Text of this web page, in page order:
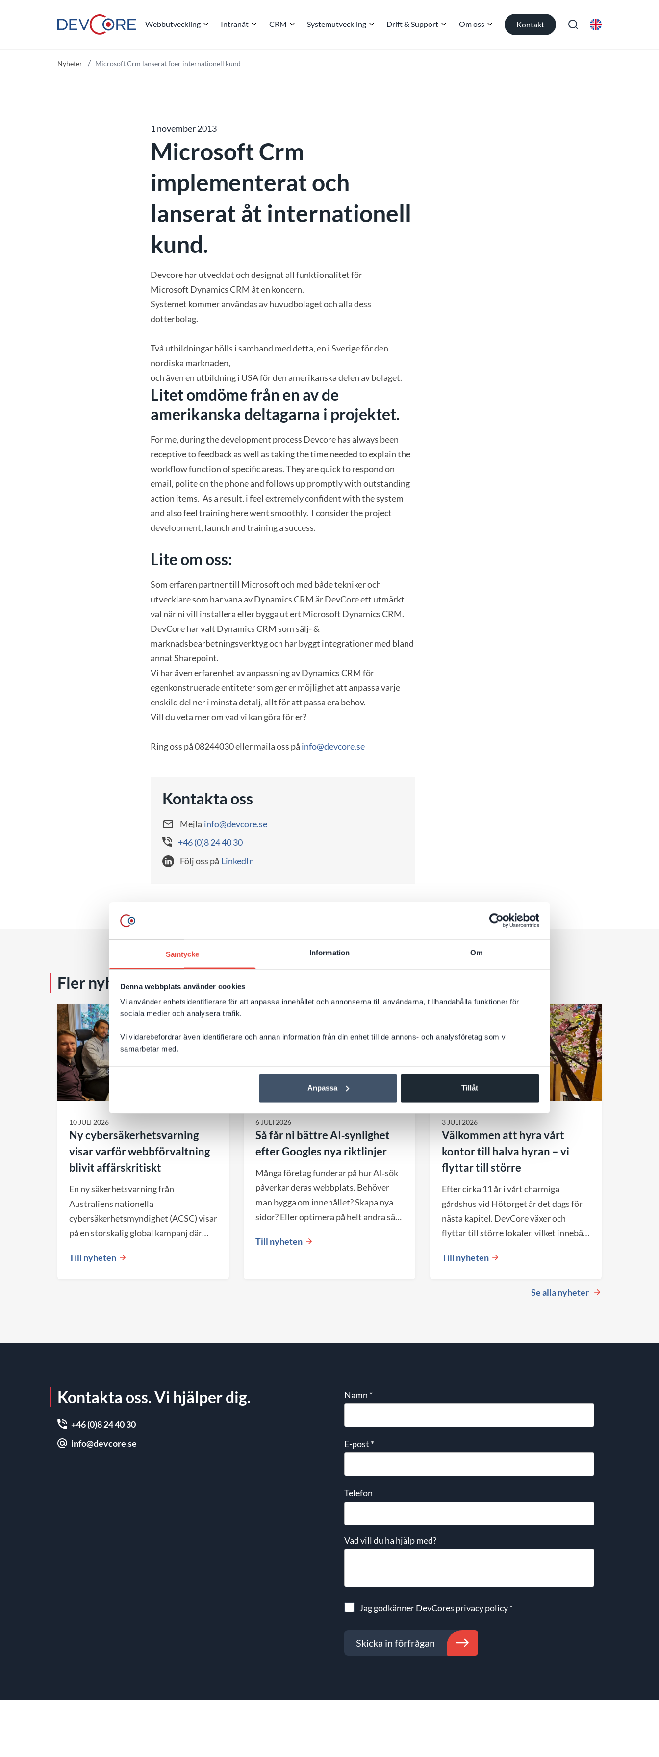
Samtycke Information Om
Denna webbplats använder cookies
Vi använder enhetsidentifierare för att anpassa innehållet och annonserna till användarna, tillhandahålla funktioner för
sociala medier och analysera trafik.
Vi vidarebefordrar även identifierare och annan information från din enhet till de annons- och analysföretag som vi
samarbetar med.
Anpassa Tillåt
Webbutveckling Intranät CRM Systemutveckling Drift & Support Om oss Kontakt
Nyheter Microsoft Crm lanserat foer internationell kund
1 november 2013
Microsoft Crm
implementerat och
lanserat åt internationell
kund.
Devcore har utvecklat och designat all funktionalitet för
Microsoft Dynamics CRM åt en koncern.
Systemet kommer användas av huvudbolaget och alla dess
dotterbolag.
Två utbildningar hölls i samband med detta, en i Sverige för den
nordiska marknaden,
och även en utbildning i USA för den amerikanska delen av bolaget.
Litet omdöme från en av de
amerikanska deltagarna i projektet.
For me, during the development process Devcore has always been
receptive to feedback as well as taking the time needed to explain the
workflow function of specific areas. They are quick to respond on
email, polite on the phone and follows up promptly with outstanding
action items. As a result, i feel extremely confident with the system
and also feel training here went smoothly. I consider the project
development, launch and training a success.
Lite om oss:
Som erfaren partner till Microsoft och med både tekniker och
utvecklare som har vana av Dynamics CRM är DevCore ett utmärkt
val när ni vill installera eller bygga ut ert Microsoft Dynamics CRM.
DevCore har valt Dynamics CRM som sälj- &
marknadsbearbetningsverktyg och har byggt integrationer med bland
annat Sharepoint.
Vi har även erfarenhet av anpassning av Dynamics CRM för
egenkonstruerade entiteter som ger er möjlighet att anpassa varje
enskild del ner i minsta detalj, allt för att passa era behov.
Vill du veta mer om vad vi kan göra för er?
Ring oss på 08244030 eller maila oss på info@devcore.se
Kontakta oss
Mejla info@devcore.se
+46 (0)8 24 40 30
Följ oss på LinkedIn
Fler nyheter & tips
10 JULI 2026
Ny cybersäkerhetsvarning
visar varför webbförvaltning
blivit affärskritiskt
En ny säkerhetsvarning från
Australiens nationella
cybersäkerhetsmyndighet (ACSC) visar
på en storskalig global kampanj där
webbplatser med kända säkerhetshål.
Till nyheten
6 JULI 2026
Så får ni bättre AI‑synlighet
efter Googles nya riktlinjer
Många företag funderar på hur AI‑sök
påverkar deras webbplats. Behöver
man bygga om innehållet? Skapa nya
sidor? Eller optimera på helt andra sätt
tydligare riktlinjer för AI‑sök – och
Till nyheten
3 JULI 2026
Välkommen att hyra vårt
kontor till halva hyran – vi
flyttar till större
Efter cirka 11 år i vårt charmiga
gårdshus vid Hötorget är det dags för
nästa kapitel. DevCore växer och
flyttar till större lokaler, vilket innebär
tillgängligt från september 2026.
Till nyheten
Se alla nyheter
Kontakta oss. Vi hjälper dig.
+46 (0)8 24 40 30
info@devcore.se
Namn *
E-post *
Telefon
Vad vill du ha hjälp med?
Jag godkänner DevCores privacy policy*
Skicka in förfrågan